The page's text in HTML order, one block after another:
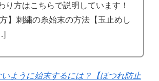
り方はこちらで説明しています！
】刺繍の糸始末の方法【玉止めし
ように始末するには？【ほつれ防止